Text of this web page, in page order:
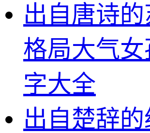
出自唐诗的
格局大气女
字大全
出自楚辞